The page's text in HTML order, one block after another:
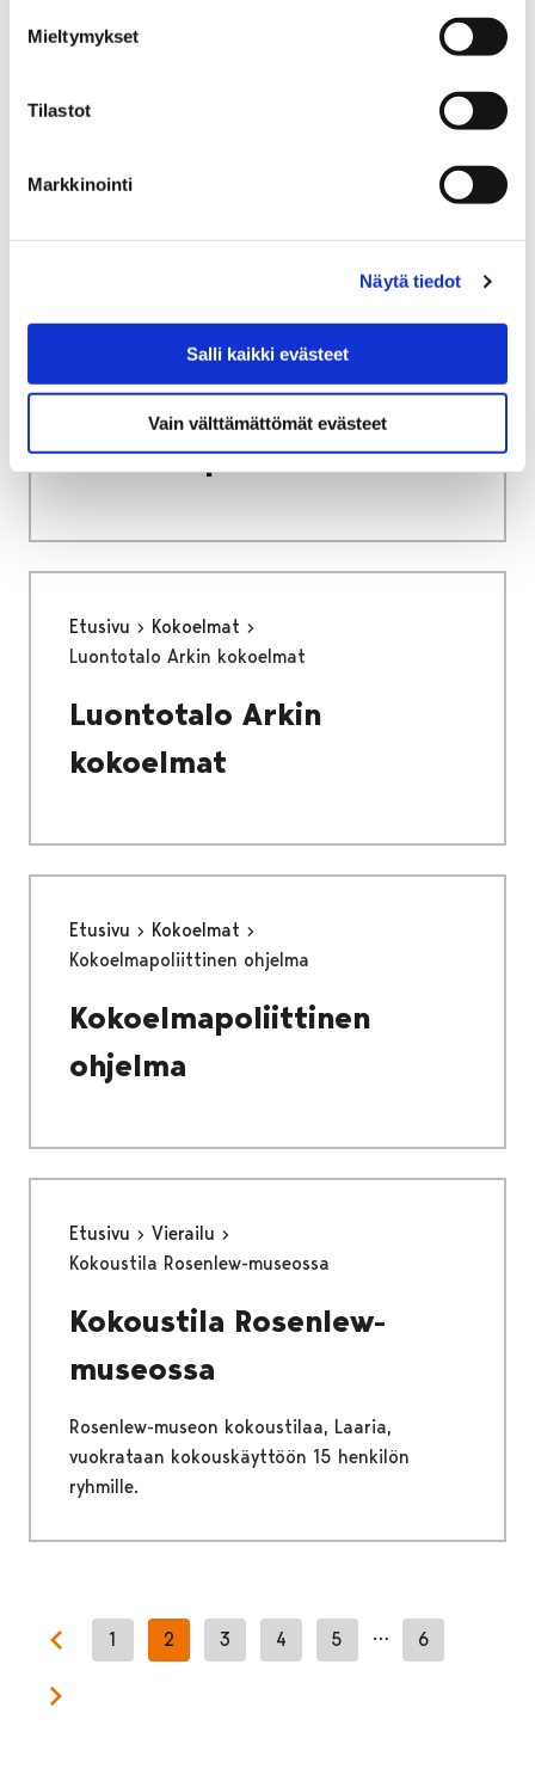
Mieltymykset
Tilastot
Markkinointi
Näytä tiedot
Salli kaikki evästeet
Vain välttämättömät evästeet
suojellaan?
Alueellinen vastuumuseo
Rakennukset ja ympäristö
Avustukset rakennusperinnön hoitoon
Avustukset
rakennusperinnön hoitoon
Etusivu
Kokoelmat
Luontotalo Arkin kokoelmat
Luontotalo Arkin
kokoelmat
Etusivu
Kokoelmat
Kokoelmapoliittinen ohjelma
Kokoelmapoliittinen
ohjelma
Etusivu
Vierailu
Kokoustila Rosenlew-museossa
Kokoustila Rosenlew-
museossa
Rosenlew-museon kokoustilaa, Laaria,
vuokrataan kokouskäyttöön 15 henkilön
ryhmille.
Previous page
1 2 3 4 5 … 6